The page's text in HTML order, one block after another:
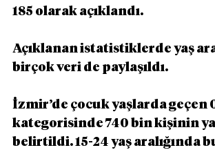
185 olarak açıklandı.
Açıklanan istatistiklerde yaş
birçok veri de paylaşıldı.
İzmir’de çocuk yaşlarda geçen
kategorisinde 740 bin kişinin
belirtildi. 15-24 yaş aralığında